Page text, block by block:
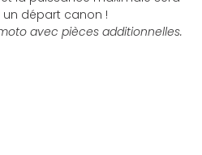
départ canon !
avec pièces additionnelles.